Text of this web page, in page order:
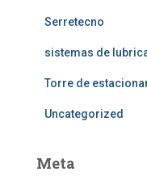
Serretecno
sistemas de
Torre de
Uncategorized
Meta